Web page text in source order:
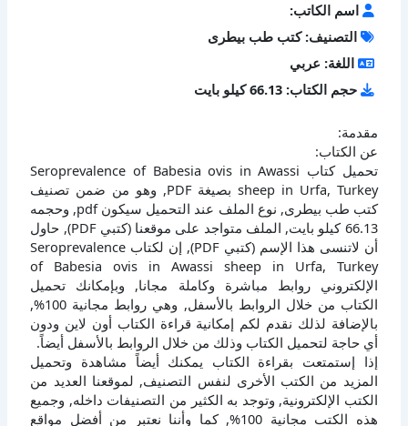
اسم الكاتب:
التصنيف: كتب طب بيطرى
اللغة: عربي
حجم الكتاب: 66.13 كيلو بايت
مقدمة:
عن الكتاب:
تحميل كتاب Seroprevalence of Babesia ovis in Awassi
sheep in Urfa, Turkey بصيغة PDF, وهو من ضمن تصنيف
كتب طب بيطرى, نوع الملف عند التحميل سيكون pdf, وحجمه
66.13 كيلو بايت, الملف متواجد على موقعنا (كتبي PDF), حاول
أن لاتنسى هذا الإسم (كتبي PDF), إن لكتاب Seroprevalence
of Babesia ovis in Awassi sheep in Urfa, Turkey
الإلكتروني روابط مباشرة وكاملة مجانا, وبإمكانك تحميل
الكتاب من خلال الروابط بالأسفل, وهي روابط مجانية 100%,
بالإضافة لذلك نقدم لكم إمكانية قراءة الكتاب أون لاين ودون
أي حاجة لتحميل الكتاب وذلك من خلال الروابط بالأسفل أيضاً.
إذا إستمتعت بقراءة الكتاب يمكنك أيضاً مشاهدة وتحميل
المزيد من الكتب الأخرى لنفس التصنيف, لموقعنا العديد من
الكتب الإلكترونية, وتوجد به الكثير من التصنيفات داخله, وجميع
هذه الكتب مجانية 100%, كما وأننا نعتبر من أفضل مواقع